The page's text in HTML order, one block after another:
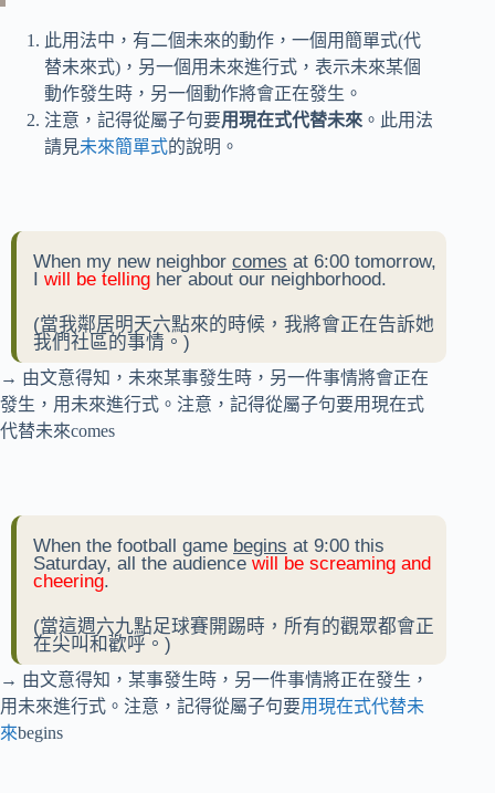
此用法中，有二個未來的動作，一個用簡單式(代
替未來式)，另一個用未來進行式，表示未來某個
動作發生時，另一個動作將會正在發生。
注意，記得從屬子句要用現在式代替未來 。此用法
請見未來簡單式的說明。
When my new neighbor comes at 6:00 tomorrow,
I will be telling her about our neighborhood.
(當我鄰居明天六點來的時候，我將會正在告訴她
我們社區的事情。)
→ 由文意得知，未來某事發生時，另一件事情將會正在
發生，用未來進行式。注意，記得從屬子句要用現在式
代替未來comes
When the football game begins at 9:00 this
Saturday, all the audience will be screaming and
cheering.
(當這週六九點足球賽開踢時，所有的觀眾都會正
在尖叫和歡呼。)
→ 由文意得知，某事發生時，另一件事情將正在發生，
用未來進行式。注意，記得從屬子句要用現在式代替未
來begins